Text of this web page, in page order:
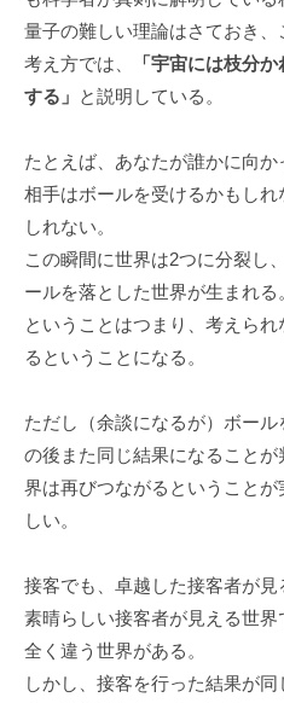
量子の難しい理論はさておき
考え方では、
「宇宙には枝分
する」 と説明している。
たとえば、あなたが誰かに向か
相手はボールを受けるかもし
しれない。
この瞬間に世界は2つに分裂し
ールを落とした世界が生まれる
ということはつまり、考えら
るということになる。
ただし（余談になるが）ボー
の後また同じ結果になること
界は再びつながるということ
しい。
接客でも、卓越した接客者が見
素晴らしい接客者が見える世界
全く違う世界がある。
しかし、接客を行った結果が